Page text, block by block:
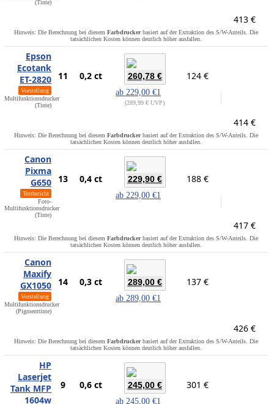
(Tinte)
413 €
Hinweis: Die Berechnung bei diesem Farbdruckerbasiert auf der Extraktion des S/W-Anteils. Die
tatsächlichen Kosten können deutlich höher ausfallen.
Epson
Ecotank
ET-2820
Vorstellung
Multifunktionsdrucker
(Tinte)
11 0,2 ct 260,78 €
ab 229,00 €1
289,99 € UVP
124 €
414 €
Hinweis: Die Berechnung bei diesem Farbdruckerbasiert auf der Extraktion des S/W-Anteils. Die
tatsächlichen Kosten können deutlich höher ausfallen.
Canon
Pixma
G650
Testbericht
Foto-
Multifunktionsdrucker
(Tinte)
13 0,4 ct 229,90 €
ab 229,00 €1
188 €
417 €
Hinweis: Die Berechnung bei diesem Farbdruckerbasiert auf der Extraktion des S/W-Anteils. Die
tatsächlichen Kosten können deutlich höher ausfallen.
Canon
Maxify
GX1050
Vorstellung
Multifunktionsdrucker
(Pigmenttinte)
14 0,3 ct 289,00 €
ab 289,00 €1
137 €
426 €
Hinweis: Die Berechnung bei diesem Farbdruckerbasiert auf der Extraktion des S/W-Anteils. Die
tatsächlichen Kosten können deutlich höher ausfallen.
HP
Laserjet
Tank MFP
1604w
9 0,6 ct 245,00 €
ab 245,00 €1
301 €